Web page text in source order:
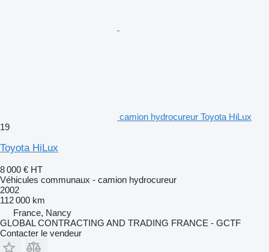
camion hydrocureur Toyota HiLux
19
Toyota HiLux
8 000 € HT
Véhicules communaux - camion hydrocureur
2002
112 000 km
France, Nancy
GLOBAL CONTRACTING AND TRADING FRANCE - GCTF
Contacter le vendeur